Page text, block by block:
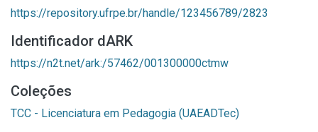
https://repository.ufrpe.br/handle/123456789/2823
Identificador dARK
https://n2t.net/ark:/57462/001300000ctmw
Coleções
TCC - Licenciatura em Pedagogia (UAEADTec)